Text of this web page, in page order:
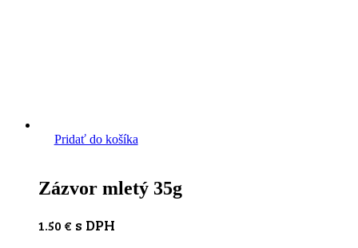
Pridať do košíka
Zázvor mletý 35g
1.50 € s DPH